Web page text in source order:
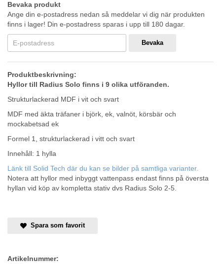
Bevaka produkt
Ange din e-postadress nedan så meddelar vi dig när produkten
finns i lager! Din e-postadress sparas i upp till 180 dagar.
Bevaka
Produktbeskrivning:
Hyllor till Radius Solo finns i 9 olika utföranden.
Strukturlackerad MDF i vit och svart
MDF med äkta träfaner i björk, ek, valnöt, körsbär och
mockabetsad ek
Formel 1, strukturlackerad i vitt och svart
Innehåll: 1 hylla
Länk till Solid Tech där du kan se bilder på samtliga varianter.
Notera att hyllor med inbyggt vattenpass endast finns på översta
hyllan vid köp av kompletta stativ dvs Radius Solo 2-5.
Spara som favorit
Artikelnummer: